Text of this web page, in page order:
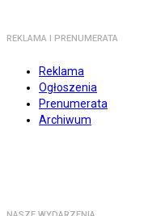
REKLAMA I PRENUMERATA
Reklama
Ogłoszenia
Prenumerata
Archiwum